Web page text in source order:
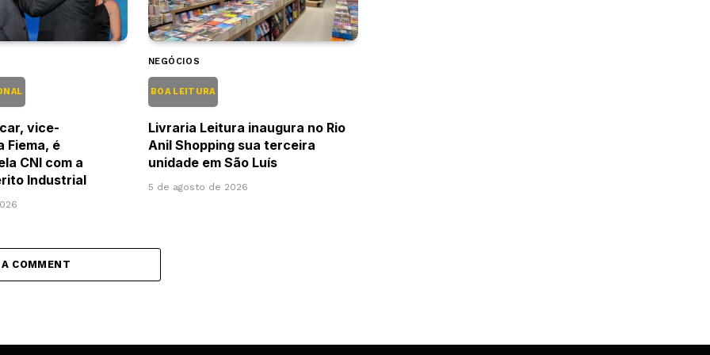
vice-
Fiema, é
CNI com a
Industrial
NEGÓCIOS
BOA LEITURA
Livraria Leitura inaugura no Rio
Anil Shopping sua terceira
unidade em São Luís
5 de agosto de 2026
COMMENT